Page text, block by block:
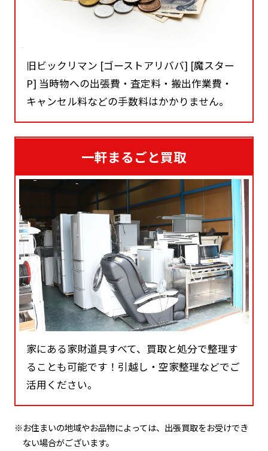
旧ビックリマン [ゴーストアリババ] [魔スター
P] 当時物への出張費・査定料・搬出作業費・
キャンセル料などの手数料はかかりません。
一軒まるごと買取
家にある家財道具すべて、買取と処分で整理す
ることも可能です！引越し・空家整理などでご
活用ください。
※お住まいの地域やお品物によっては、出張買取をお受けでき
ない場合がございます。